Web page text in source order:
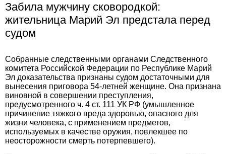
Забила мужчину сковородкой:
жительница Марий Эл предстала перед
судом
Собранные следственными органами Следственного
комитета Российской Федерации по Республике Марий
Эл доказательства признаны судом достаточными для
вынесения приговора 54-летней женщине. Она признана
виновной в совершении преступления,
предусмотренного ч. 4 ст. 111 УК РФ (умышленное
причинение тяжкого вреда здоровью, опасного для
жизни человека, с применением предметов,
используемых в качестве оружия, повлекшее по
неосторожности смерть потерпевшего).